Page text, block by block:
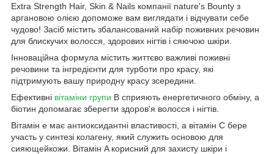
Extra Strength Hair, Skin & Nails компанії nature's Bounty з
аргановою олією допоможе вам виглядати і відчувати себе
чудово! Засіб містить збалансований набір поживних речовин
для блискучих волосся, здорових нігтів і сяючою шкіри.
Інноваційна формула містить життєво важливі поживні
речовини та інгредієнти для турботи про красу, які
підтримують вашу природну красу зсередини.
Ефективні вітаміни групи B сприяють енергетичного обміну, а
біотин допомагає зберегти здоров'я волосся і нігтів.
Вітамін е має антиоксидантні властивості, а вітамін С бере
участь у синтезі колагену, який служить основою для
сияющейкожи. Вітамін A корисний для захисту шкіри і